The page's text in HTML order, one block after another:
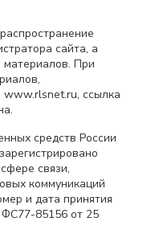
сайта, а
материалов. При
www.rlsnet.ru, ссылка
средств России
связи,
коммуникаций
и дата принятия
85156 от 25